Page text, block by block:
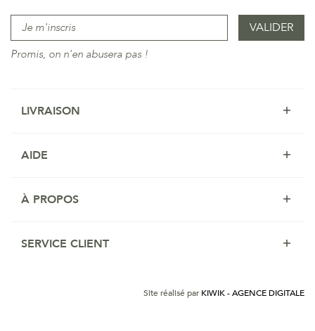
Promis, on n'en abusera pas !
LIVRAISON
AIDE
À PROPOS
SERVICE CLIENT
Site réalisé par KIWIK - AGENCE DIGITALE